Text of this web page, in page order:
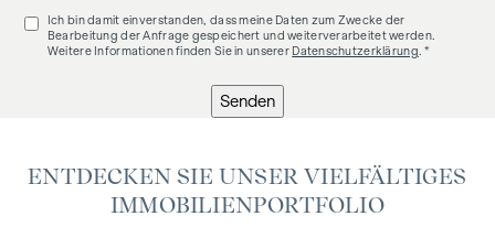
Ich bin damit einverstanden, dass meine Daten zum Zwecke der
Bearbeitung der Anfrage gespeichert und weiterverarbeitet werden.
Weitere Informationen finden Sie in unserer Datenschutzerklärung. *
Senden
ENTDECKEN SIE UNSER VIELFÄLTIGES
IMMOBILIENPORTFOLIO